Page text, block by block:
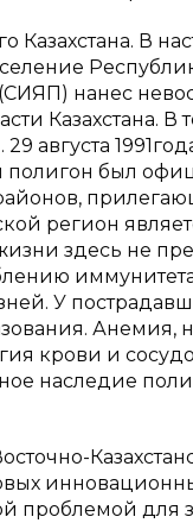
В
нанес
Казахстана. В
августа
был
регион
здесь не
У
крови и
наследие
проблемой для